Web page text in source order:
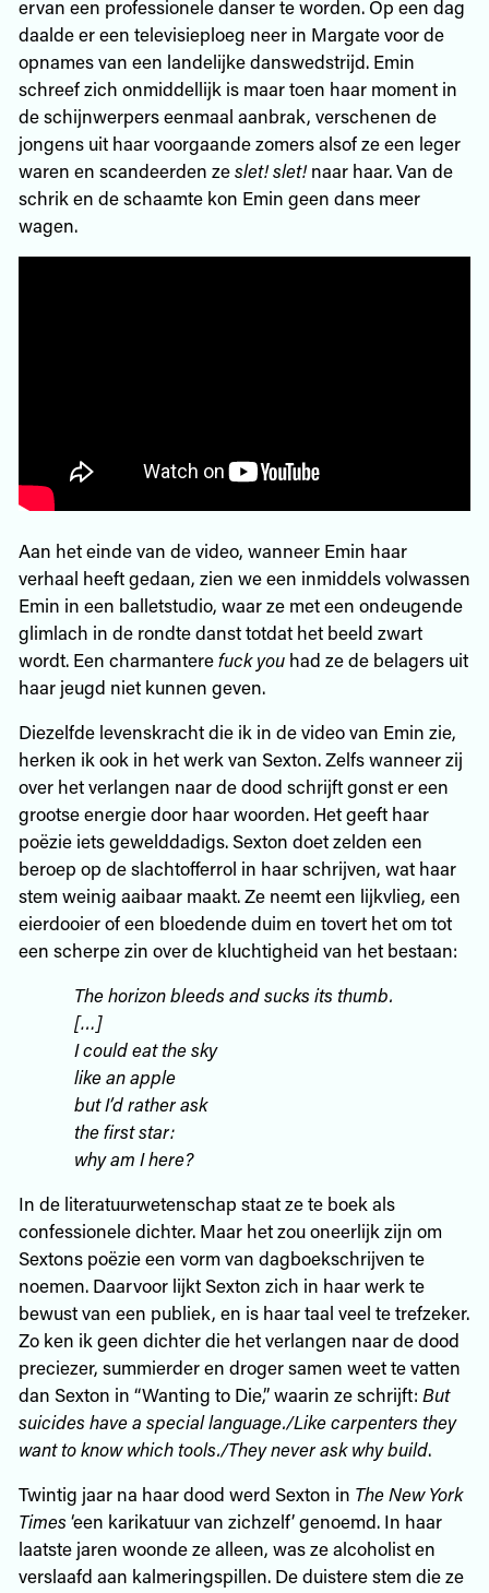
ervan een professionele danser te worden. Op een dag
daalde er een televisieploeg neer in Margate voor de
opnames van een landelijke danswedstrijd. Emin
schreef zich onmiddellijk is maar toen haar moment in
de schijnwerpers eenmaal aanbrak, verschenen de
jongens uit haar voorgaande zomers alsof ze een leger
waren en scandeerden zeslet! slet!naar haar. Van de
schrik en de schaamte kon Emin geen dans meer
wagen.
Aan het einde van de video, wanneer Emin haar
verhaal heeft gedaan, zien we een inmiddels volwassen
Emin in een balletstudio, waar ze met een ondeugende
glimlach in de rondte danst totdat het beeld zwart
wordt. Een charmanterefuck youhad ze de belagers uit
haar jeugd niet kunnen geven.
Diezelfde levenskracht die ik in de video van Emin zie,
herken ik ook in het werk van Sexton. Zelfs wanneer zij
over het verlangen naar de dood schrijft gonst er een
grootse energie door haar woorden. Het geeft haar
poëzie iets gewelddadigs. Sexton doet zelden een
beroep op de slachtofferrol in haar schrijven, wat haar
stem weinig aaibaar maakt. Ze neemt een lijkvlieg, een
eierdooier of een bloedende duim en tovert het om tot
een scherpe zin over de kluchtigheid van het bestaan:
The horizon bleeds and sucks its thumb.
[…]
I could eat the sky
like an apple
but I’d rather ask
the first star:
why am I here?
In de literatuurwetenschap staat ze te boek als
confessionele dichter. Maar het zou oneerlijk zijn om
Sextons poëzie een vorm van dagboekschrijven te
noemen. Daarvoor lijkt Sexton zich in haar werk te
bewust van een publiek, en is haar taal veel te trefzeker.
Zo ken ik geen dichter die het verlangen naar de dood
preciezer, summierder en droger samen weet te vatten
dan Sexton in “Wanting to Die,” waarin ze schrijft: But
suicides have a special language./Like carpenters they
want to know which tools./They never ask why build.
Twintig jaar na haar dood werd Sexton in The New York
Times ‘een karikatuur van zichzelf’ genoemd. In haar
laatste jaren woonde ze alleen, was ze alcoholist en
verslaafd aan kalmeringspillen. De duistere stem die ze